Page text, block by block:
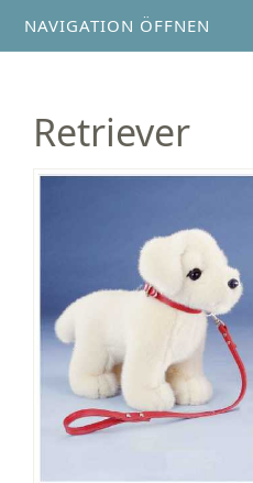
NAVIGATION ÖFFNEN
Retriever